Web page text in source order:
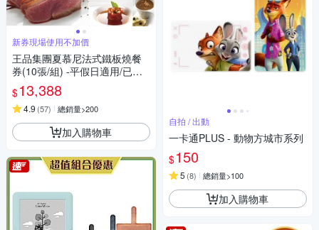
新券現場使用不加價
王品集團夏慕尼法式鐵板燒餐
券(10張/組) -平假日適用/已含
服務費(新券)
$13,388
4.9 (57) 總銷量>200
加入購物車
自拍 / 出動
一卡通PLUS - 動物方城市系列
$150
5 (8) 總銷量>100
加入購物車